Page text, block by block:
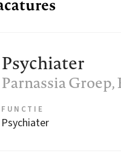
Psychiater
Parnassia Groep,
FUNCTIE
Psychiater